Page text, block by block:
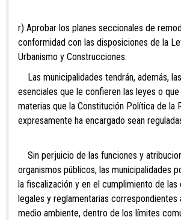
r) Aprobar los planes seccionales de
conformidad con las disposiciones de la
Urbanismo y Construcciones.
Las municipalidades tendrán, además,
esenciales que le confieren las leyes o
materias que la Constitución Política de la
expresamente ha encargado sean
Sin perjuicio de las funciones y
organismos públicos, las municipalidades
la fiscalización y en el cumplimiento de las
legales y reglamentarias correspondientes
medio ambiente, dentro de los límites